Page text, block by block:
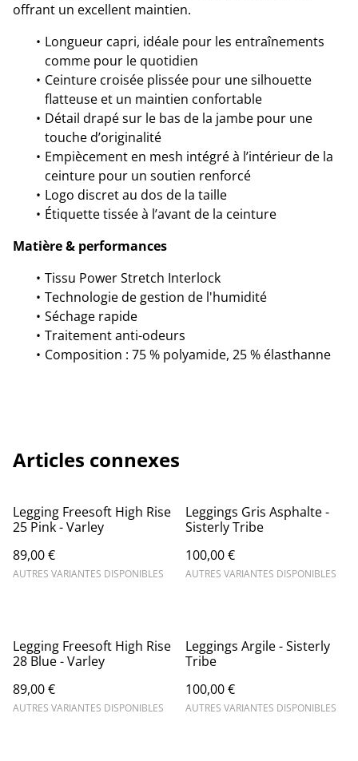
offrant un excellent maintien.
Longueur capri, idéale pour les entraînements
comme pour le quotidien
Ceinture croisée plissée pour une silhouette
flatteuse et un maintien confortable
Détail drapé sur le bas de la jambe pour une
touche d’originalité
Empiècement en mesh intégré à l’intérieur de la
ceinture pour un soutien renforcé
Logo discret au dos de la taille
Étiquette tissée à l’avant de la ceinture
Matière & performances
Tissu Power Stretch Interlock
Technologie de gestion de l'humidité
Séchage rapide
Traitement anti-odeurs
Composition : 75 % polyamide, 25 % élasthanne
Articles connexes
Legging Freesoft High Rise
25 Pink - Varley
89,00 €
AUTRES VARIANTES DISPONIBLES
Leggings Gris Asphalte -
Sisterly Tribe
100,00 €
AUTRES VARIANTES DISPONIBLES
Legging Freesoft High Rise
28 Blue - Varley
89,00 €
AUTRES VARIANTES DISPONIBLES
Leggings Argile - Sisterly
Tribe
100,00 €
AUTRES VARIANTES DISPONIBLES